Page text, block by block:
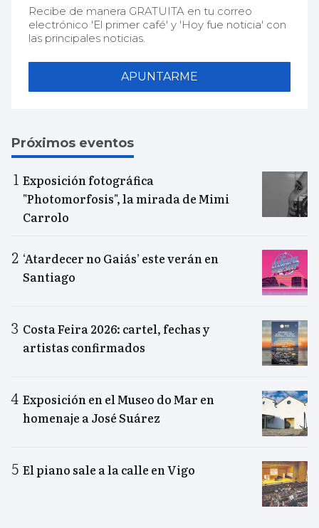
Recibe de manera GRATUITA en tu correo
electrónico 'El primer café' y 'Hoy fue noticia' con
las principales noticias.
APUNTARME
Próximos eventos
Exposición fotográfica
"Photomorfosis", la mirada de Mimi
Carrolo
‘Atardecer no Gaiás’ este verán en
Santiago
Costa Feira 2026: cartel, fechas y
artistas confirmados
Exposición en el Museo do Mar en
homenaje a José Suárez
El piano sale a la calle en Vigo